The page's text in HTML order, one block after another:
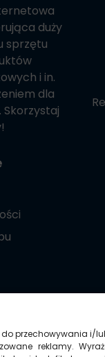
przechowywania i/
reklamy.
duży
sprzętu
i in.
dla
Skorzystaj